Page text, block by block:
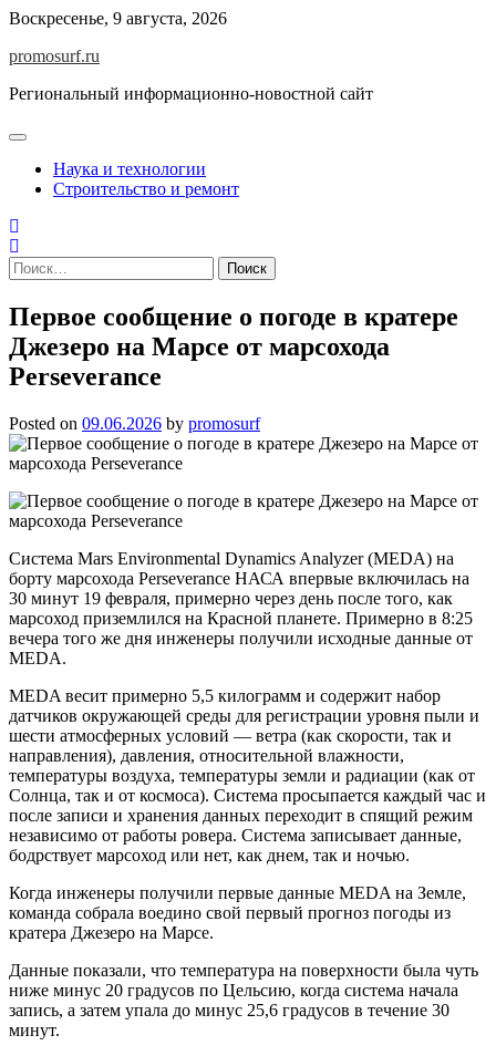
Skip
content
Воскресенье, 9 августа, 2026
promosurf.ru
Региональный информационно-новостной сайт
Наука и технологии
Строительство и ремонт
Найти:
Первое сообщение о погоде в кратере
Джезеро на Марсе от марсохода
Perseverance
Posted on 09.06.2026 by promosurf
Система Mars Environmental Dynamics Analyzer (MEDA) на
борту марсохода Perseverance НАСА впервые включилась на
30 минут 19 февраля, примерно через день после того, как
марсоход приземлился на Красной планете. Примерно в 8:25
вечера того же дня инженеры получили исходные данные от
MEDA.
MEDA весит примерно 5,5 килограмм и содержит набор
датчиков окружающей среды для регистрации уровня пыли и
шести атмосферных условий — ветра (как скорости, так и
направления), давления, относительной влажности,
температуры воздуха, температуры земли и радиации (как от
Солнца, так и от космоса). Система просыпается каждый час и
после записи и хранения данных переходит в спящий режим
независимо от работы ровера. Система записывает данные,
бодрствует марсоход или нет, как днем, так и ночью.
Когда инженеры получили первые данные MEDA на Земле,
команда собрала воедино свой первый прогноз погоды из
кратера Джезеро на Марсе.
Данные показали, что температура на поверхности была чуть
ниже минус 20 градусов по Цельсию, когда система начала
запись, а затем упала до минус 25,6 градусов в течение 30
минут.